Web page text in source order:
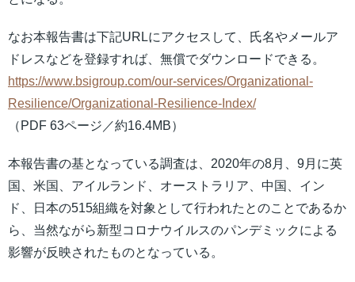
なお本報告書は下記URLにアクセスして、氏名やメールア
ドレスなどを登録すれば、無償でダウンロードできる。
https://www.bsigroup.com/our-services/Organizational-
Resilience/Organizational-Resilience-Index/
（PDF 63ページ／約16.4MB）
本報告書の基となっている調査は、2020年の8月、9月に英
国、米国、アイルランド、オーストラリア、中国、イン
ド、日本の515組織を対象として行われたとのことであるか
ら、当然ながら新型コロナウイルスのパンデミックによる
影響が反映されたものとなっている。